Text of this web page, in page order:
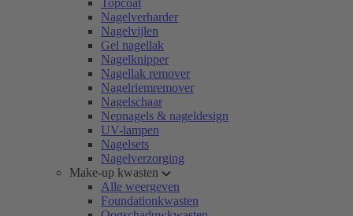
Topcoat
Nagelverharder
Nagelvijlen
Gel nagellak
Nagelknipper
Nagellak remover
Nagelriemremover
Nagelschaar
Nepnagels & nageldesign
UV-lampen
Nagelsets
Nagelverzorging
Make-up kwasten
Alle weergeven
Foundationkwasten